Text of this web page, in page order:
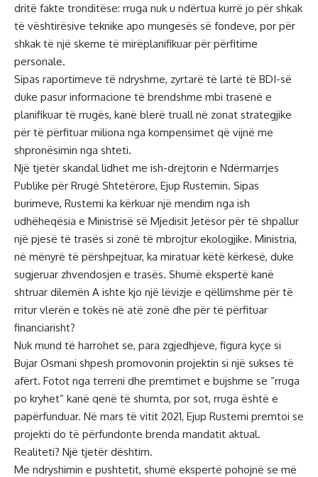
dritë fakte tronditëse: rruga nuk u ndërtua kurrë jo për shkak
të vështirësive teknike apo mungesës së fondeve, por për
shkak të një skeme të mirëplanifikuar për përfitime
personale.
Sipas raportimeve të ndryshme, zyrtarë të lartë të BDI-së
duke pasur informacione të brendshme mbi trasenë e
planifikuar të rrugës, kanë blerë truall në zonat strategjike
për të përfituar miliona nga kompensimet që vijnë me
shpronësimin nga shteti.
Një tjetër skandal lidhet me ish-drejtorin e Ndërmarrjes
Publike për Rrugë Shtetërore, Ejup Rustemin. Sipas
burimeve, Rustemi ka kërkuar një mendim nga ish
udhëheqësia e Ministrisë së Mjedisit Jetësor për të shpallur
një pjesë të trasës si zonë të mbrojtur ekologjike. Ministria,
në mënyrë të përshpejtuar, ka miratuar këtë kërkesë, duke
sugjeruar zhvendosjen e trasës. Shumë ekspertë kanë
shtruar dilemën A ishte kjo një lëvizje e qëllimshme për të
rritur vlerën e tokës në atë zonë dhe për të përfituar
financiarisht?
Nuk mund të harrohet se, para zgjedhjeve, figura kyçe si
Bujar Osmani shpesh promovonin projektin si një sukses të
afërt. Fotot nga terreni dhe premtimet e bujshme se “rruga
po kryhet” kanë qenë të shumta, por sot, rruga është e
papërfunduar. Në mars të vitit 2021, Ejup Rustemi premtoi se
projekti do të përfundonte brenda mandatit aktual.
Realiteti? Një tjetër dështim.
Me ndryshimin e pushtetit, shumë ekspertë pohojnë se më